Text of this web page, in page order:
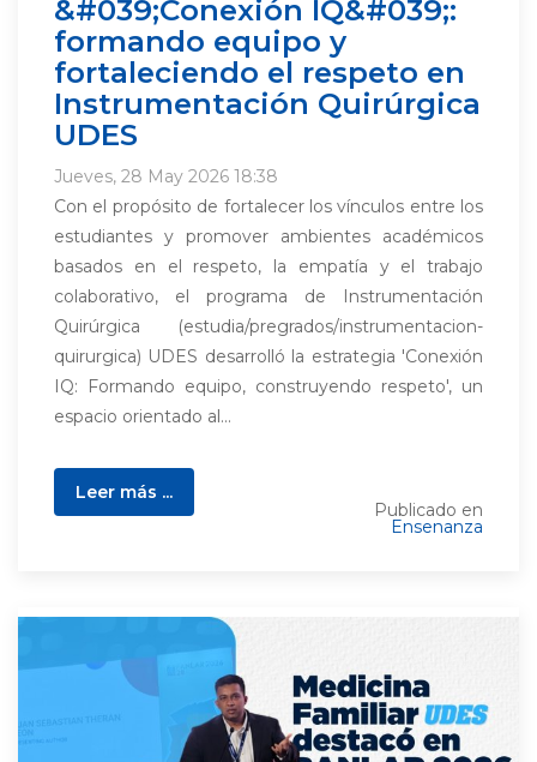
&#039;Conexión IQ&#039;:
formando equipo y
fortaleciendo el respeto en
Instrumentación Quirúrgica
UDES
Jueves, 28 May 2026 18:38
Con el propósito de fortalecer los vínculos entre los
estudiantes y promover ambientes académicos
basados en el respeto, la empatía y el trabajo
colaborativo, el programa de Instrumentación
Quirúrgica (estudia/pregrados/instrumentacion-
quirurgica) UDES desarrolló la estrategia 'Conexión
IQ: Formando equipo, construyendo respeto', un
espacio orientado al...
Leer más ...
Publicado en
Ensenanza